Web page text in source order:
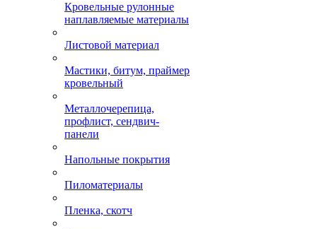
Кровельные рулонные
наплавляемые материалы
Листовой материал
Мастики, битум, праймер
кровельный
Металлочерепица,
профлист, сендвич-
панели
Напольные покрытия
Пиломатериалы
Пленка, скотч